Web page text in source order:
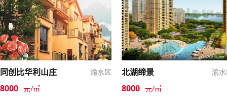
同创比华利山庄 渝水区
8000 元/㎡
北湖缔景 渝
8000 元/㎡